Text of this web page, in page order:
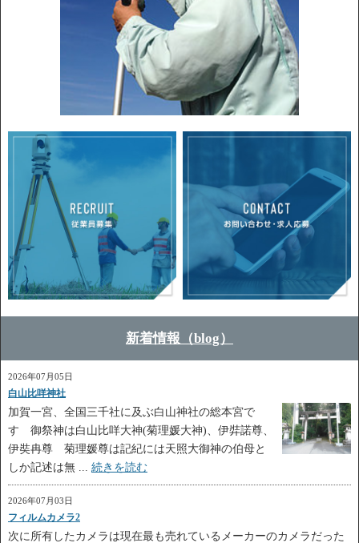
新着情報（blog）
2026年07月05日
白山比咩神社
加賀一宮、全国三千社に及ぶ白山神社の総本宮で
す 御祭神は白山比咩大神(菊理媛大神)、伊弉諾尊、
伊奘冉尊 菊理媛尊は記紀には天照大御神の伯母と
しか記述は無 ... 続きを読む
2026年07月03日
フィルムカメラ2
次に所有したカメラは現在最も売れているメーカーのカメラだった